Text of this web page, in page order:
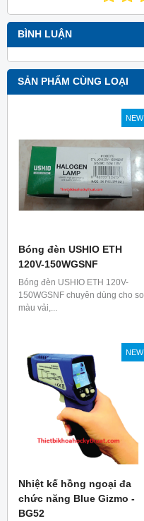
BÌNH LUẬN
SẢN PHẨM CÙNG LOẠI
NEW
Bóng đèn USHIO ETH
120V-150WGSNF
Bóng đèn USHIO ETH 120V-
150WGSNF chuyên dùng cho so
màu vải,...
NEW
Nhiệt kế hồng ngoại đa
chức năng Blue Gizmo -
BG52